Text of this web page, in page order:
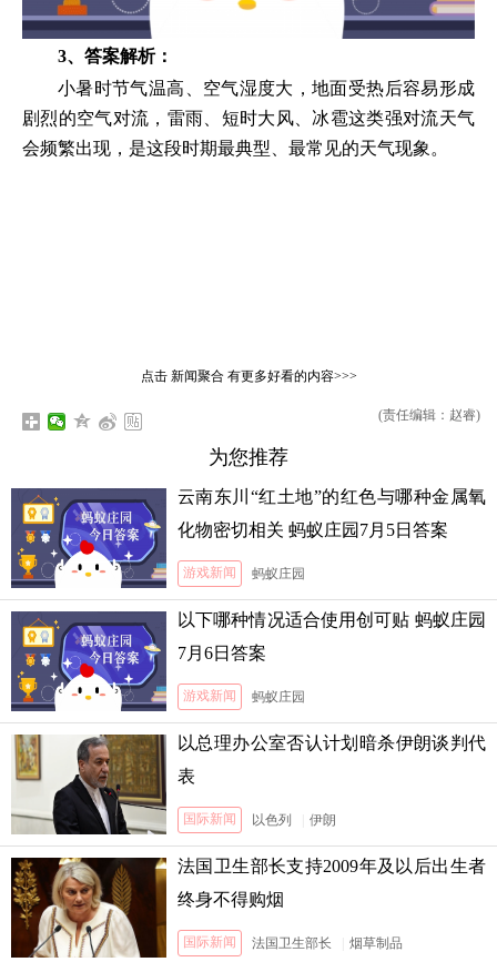
3、答案解析：
小暑时节气温高、空气湿度大，地面受热后容易形成
剧烈的空气对流，雷雨、短时大风、冰雹这类强对流天气
会频繁出现，是这段时期最典型、最常见的天气现象。
点击 新闻聚合有更多好看的内容>>>
(责任编辑：赵睿)
为您推荐
云南东川“红土地”的红色与哪种金属氧
化物密切相关 蚂蚁庄园7月5日答案
游戏新闻 蚂蚁庄园
以下哪种情况适合使用创可贴 蚂蚁庄园
7月6日答案
游戏新闻 蚂蚁庄园
以总理办公室否认计划暗杀伊朗谈判代
表
国际新闻 以色列 伊朗
法国卫生部长支持2009年及以后出生者
终身不得购烟
国际新闻 法国卫生部长 烟草制品